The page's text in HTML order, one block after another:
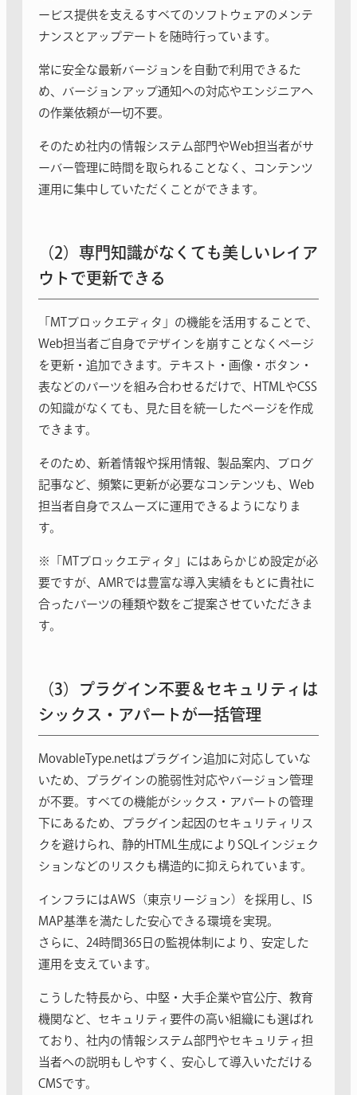
ービス提供を支えるすべてのソフトウェアのメンテ
ナンスとアップデートを随時行っています。
常に安全な最新バージョンを自動で利用できるた
め、バージョンアップ通知への対応やエンジニアへ
の作業依頼が一切不要。
そのため社内の情報システム部門やWeb担当者がサ
ーバー管理に時間を取られることなく、コンテンツ
運用に集中していただくことができます。
（2）専門知識がなくても美しいレイア
ウトで更新できる
「MTブロックエディタ」の機能を活用することで、
Web担当者ご自身でデザインを崩すことなくページ
を更新・追加できます。テキスト・画像・ボタン・
表などのパーツを組み合わせるだけで、HTMLやCSS
の知識がなくても、見た目を統一したページを作成
できます。
そのため、新着情報や採用情報、製品案内、ブログ
記事など、頻繁に更新が必要なコンテンツも、Web
担当者自身でスムーズに運用できるようになりま
す。
※「MTブロックエディタ」にはあらかじめ設定が必
要ですが、AMRでは豊富な導入実績をもとに貴社に
合ったパーツの種類や数をご提案させていただきま
す。
（3）プラグイン不要＆セキュリティは
シックス・アパートが一括管理
MovableType.netはプラグイン追加に対応していな
いため、プラグインの脆弱性対応やバージョン管理
が不要。すべての機能がシックス・アパートの管理
下にあるため、プラグイン起因のセキュリティリス
クを避けられ、静的HTML生成によりSQLインジェク
ションなどのリスクも構造的に抑えられています。
インフラにはAWS（東京リージョン）を採用し、IS
MAP基準を満たした安心できる環境を実現。
さらに、24時間365日の監視体制により、安定した
運用を支えています。
こうした特長から、中堅・大手企業や官公庁、教育
機関など、セキュリティ要件の高い組織にも選ばれ
ており、社内の情報システム部門やセキュリティ担
当者への説明もしやすく、安心して導入いただける
CMSです。